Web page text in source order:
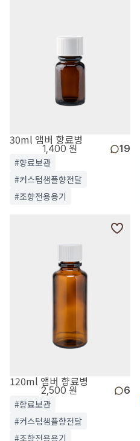
30ml 앰버 향료병
1,400 원 19
#향료보관
#커스텀샘플향전달
#조향전용용기
120ml 앰버 향료병
2,500 원 6
#향료보관
#커스텀샘플향전달
#조향전용용기